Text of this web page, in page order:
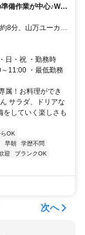
備作業が中心♪Wワ
8分、山万ユーカリ
日・祝 ・勤務時
11:00 ・最低勤務
属！お料理ができ
サラダ、ドリアな
をしていく楽しさも
OK
早朝
学歴不問
迎
ブランクOK
次へ